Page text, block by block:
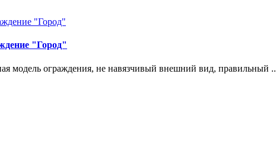
"Город"
модель ограждения, не навязчивый внешний вид, правильный ..